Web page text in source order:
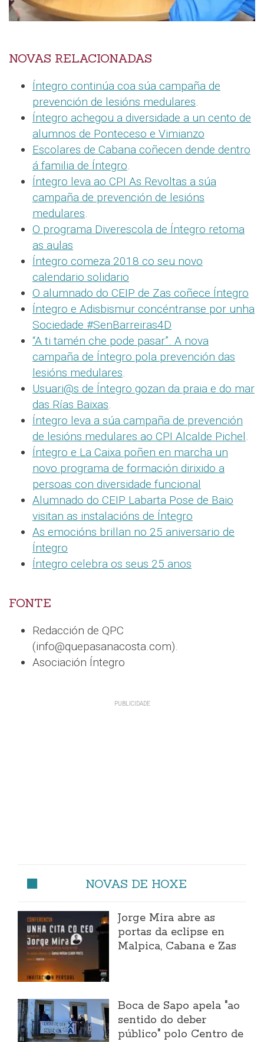
NOVAS RELACIONADAS
Íntegro continúa coa súa campaña de
prevención de lesións medulares.
Íntegro achegou a diversidade a un cento de
alumnos de Ponteceso e Vimianzo
Escolares de Cabana coñecen dende dentro
á familia de Íntegro.
Íntegro leva ao CPI As Revoltas a súa
campaña de prevención de lesións
medulares.
O programa Diverescola de Íntegro retoma
as aulas
Íntegro comeza 2018 co seu novo
calendario solidario
O alumnado do CEIP de Zas coñece Íntegro
Íntegro e Adisbismur concéntranse por unha
Sociedade #SenBarreiras4D
“A ti tamén che pode pasar”. A nova
campaña de Íntegro pola prevención das
lesións medulares.
Usuari@s de Íntegro gozan da praia e do mar
das Rías Baixas.
Íntegro leva a súa campaña de prevención
de lesións medulares ao CPI Alcalde Pichel.
Íntegro e La Caixa poñen en marcha un
novo programa de formación dirixido a
persoas con diversidade funcional
Alumnado do CEIP Labarta Pose de Baio
visitan as instalacións de Íntegro
As emocións brillan no 25 aniversario de
Íntegro
Íntegro celebra os seus 25 anos
FONTE
Redacción de QPC
(info@quepasanacosta.com).
Asociación Íntegro
NOVAS DE HOXE
Jorge Mira abre as
portas da eclipse en
Malpica, Cabana e Zas
Boca de Sapo apela "ao
sentido do deber
público" polo Centro de